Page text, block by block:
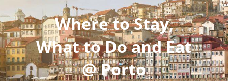
Where to Stay,
What to Do and Eat
@ Porto